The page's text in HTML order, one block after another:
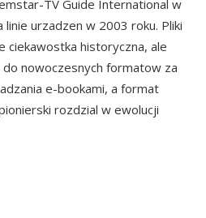
TV Guide International w
urzadzen w 2003 roku. Pliki
ciekawostka historyczna, ale
nowoczesnych formatow za
e-bookami, a format
rozdzial w ewolucji